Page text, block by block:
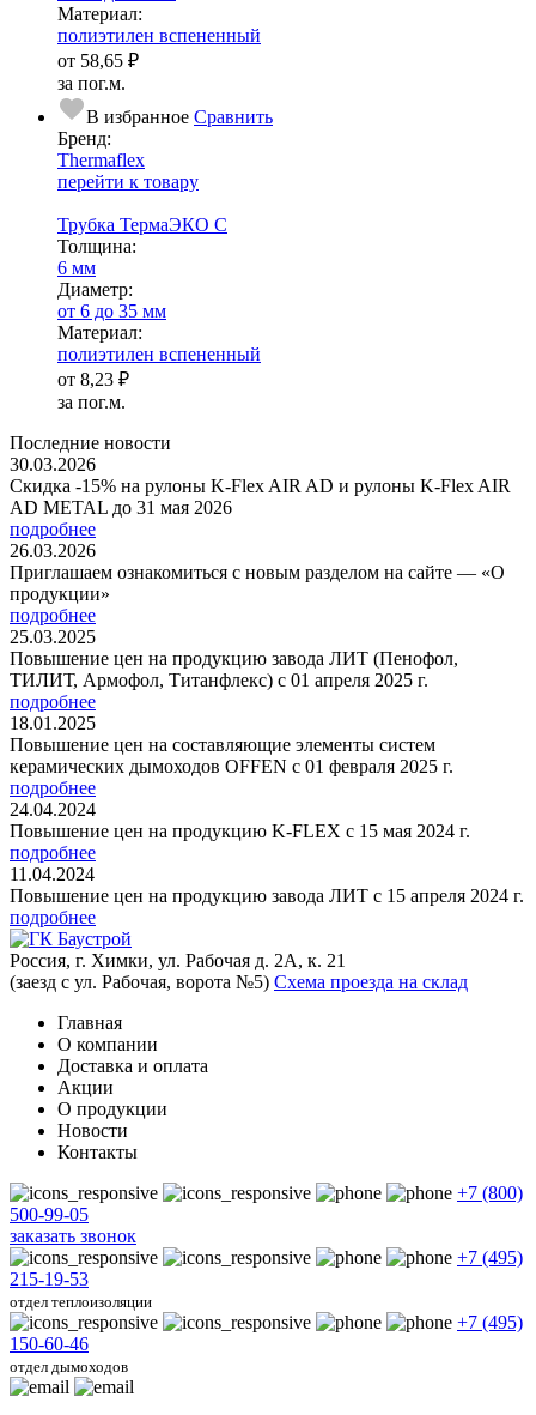
Ма­­те­­ри­­ал:
полиэтилен вспененный
от 58,65 ₽
за пог.м.
В избранное Сравнить
Бренд:
Thermaflex
перейти к товару
Трубка ТермаЭКО С
Тол­щи­на:
6 мм
Диаметр:
от 6 до 35 мм
Ма­­те­­ри­­ал:
полиэтилен вспененный
от 8,23 ₽
за пог.м.
Последние новости
30.03.2026
Скидка -15% на рулоны K-Flex AIR AD и рулоны K-Flex AIR
AD METAL до 31 мая 2026
подробнее
26.03.2026
Приглашаем ознакомиться с новым разделом на сайте — «О
продукции»
подробнее
25.03.2025
Повышение цен на продукцию завода ЛИТ (Пенофол,
ТИЛИТ, Армофол, Титанфлекс) с 01 апреля 2025 г.
подробнее
18.01.2025
Повышение цен на составляющие элементы систем
керамических дымоходов OFFEN с 01 февраля 2025 г.
подробнее
24.04.2024
Повышение цен на продукцию K-FLEX с 15 мая 2024 г.
подробнее
11.04.2024
Повышение цен на продукцию завода ЛИТ с 15 апреля 2024 г.
подробнее
Россия, г. Химки, ул. Рабочая д. 2А, к. 21
(заезд с ул. Рабочая, ворота №5) Схема проезда на склад
Главная
О компании
Доставка и оплата
Акции
О продукции
Новости
Контакты
+7 (800)
500-99-05
заказать звонок
+7 (495)
215-19-53
отдел теплоизоляции
+7 (495)
150-60-46
отдел дымоходов